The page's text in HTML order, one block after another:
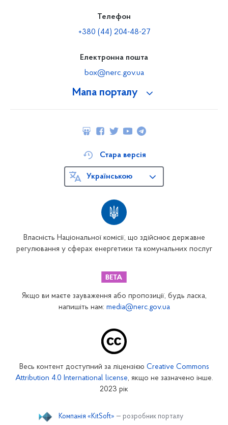
Мапа порталу
Телефон
+380 (44) 204-48-27
Електронна пошта
box@nerc.gov.ua
Власність Національної комісії, що здійснює державне
регулювання у сферах енергетики та комунальних послуг
Стара версія
Українською
Якщо ви маєте зауваження або пропозиції, будь ласка,
напишіть нам: media@nerc.gov.ua
Весь контент доступний за ліцензією Creative Commons
Attribution 4.0 International license, якщо не зазначено інше.
2023 рік
Компанія «KitSoft» — розробник порталу